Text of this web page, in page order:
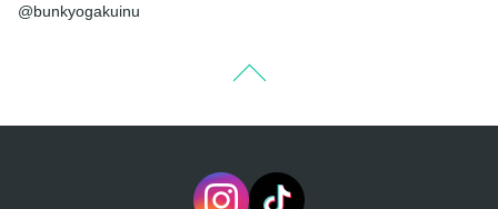
@bunkyogakuinu